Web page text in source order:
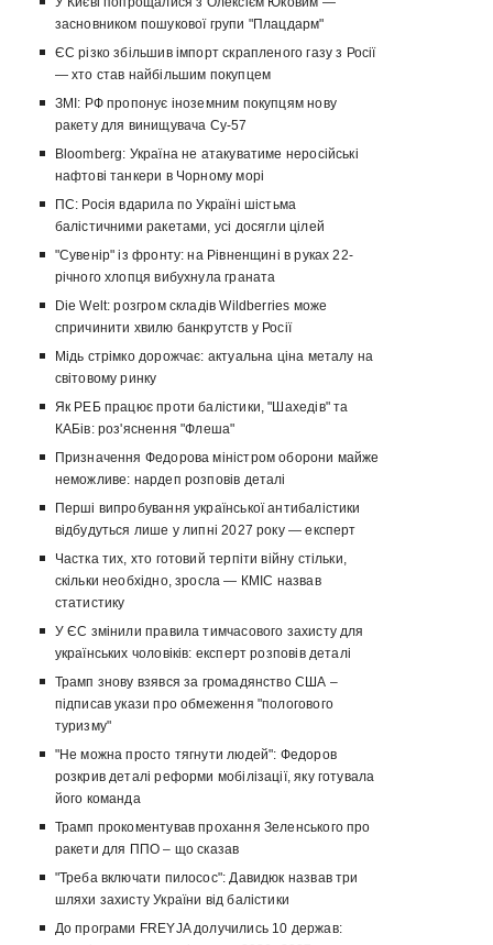
засновником пошукової групи "Плацдарм"
ЄС різко збільшив імпорт скрапленого газу з Росії
— хто став найбільшим покупцем
ЗМІ: РФ пропонує іноземним покупцям нову
ракету для винищувача Су-57
Bloomberg: Україна не атакуватиме неросійські
нафтові танкери в Чорному морі
ПС: Росія вдарила по Україні шістьма
балістичними ракетами, усі досягли цілей
"Сувенір" із фронту: на Рівненщині в руках 22-
річного хлопця вибухнула граната
Die Welt: розгром складів Wildberries може
спричинити хвилю банкрутств у Росії
Мідь стрімко дорожчає: актуальна ціна металу на
світовому ринку
Як РЕБ працює проти балістики, "Шахедів" та
КАБів: роз'яснення "Флеша"
Призначення Федорова міністром оборони майже
неможливе: нардеп розповів деталі
Перші випробування української антибалістики
відбудуться лише у липні 2027 року — експерт
Частка тих, хто готовий терпіти війну стільки,
скільки необхідно, зросла — КМІС назвав
статистику
У ЄС змінили правила тимчасового захисту для
українських чоловіків: експерт розповів деталі
Трамп знову взявся за громадянство США –
підписав укази про обмеження "пологового
туризму"
"Не можна просто тягнути людей": Федоров
розкрив деталі реформи мобілізації, яку готувала
його команда
Трамп прокоментував прохання Зеленського про
ракети для ППО – що сказав
"Треба включати пилосос": Давидюк назвав три
шляхи захисту України від балістики
До програми FREYJA долучились 10 держав: